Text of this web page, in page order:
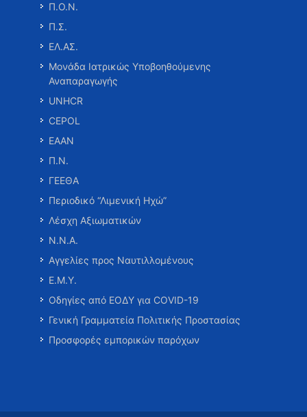
Π.Ο.Ν.
Π.Σ.
ΕΛ.ΑΣ.
Μονάδα Ιατρικώς Υποβοηθούμενης
Αναπαραγωγής
UNHCR
CEPOL
ΕΑΑΝ
Π.Ν.
ΓΕΕΘΑ
Περιοδικό “Λιμενική Ηχώ”
Λέσχη Αξιωματικών
Ν.Ν.Α.
Αγγελίες προς Ναυτιλλομένους
Ε.Μ.Υ.
Οδηγίες από ΕΟΔΥ για COVID-19
Γενική Γραμματεία Πολιτικής Προστασίας
Προσφορές εμπορικών παρόχων